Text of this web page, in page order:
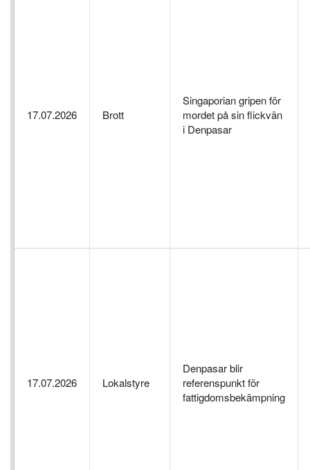
17.07.2026 Brott
Singaporian gripen för
mordet på sin flickvän
i Denpasar
17.07.2026 Lokalstyre
Denpasar blir
referenspunkt för
fattigdomsbekämpning